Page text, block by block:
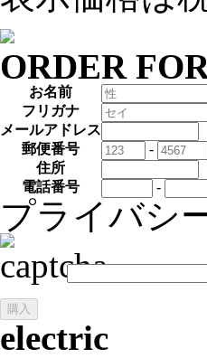
ORDER
お名前
フリガナ
メールアドレス
郵便番号
-
住所
電話番号
-
プライバシ
electric